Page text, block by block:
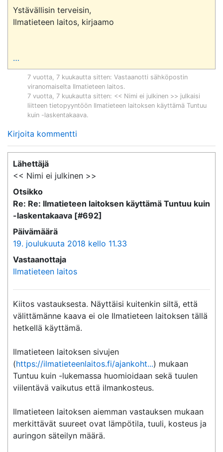
Ystävällisin terveisin,
Ilmatieteen laitos, kirjaamo
…
7 vuotta, 7 kuukautta sitten: Vastaanotti sähköpostin
viranomaiselta Ilmatieteen laitos.
7 vuotta, 7 kuukautta sitten: << Nimi ei julkinen >> julkaisi
liitteen tietopyyntöön Ilmatieteen laitoksen käyttämä Tuntuu
kuin -laskentakaava.
Kirjoita kommentti
Lähettäjä
<< Nimi ei julkinen >>
Otsikko
Re: Re: Ilmatieteen laitoksen käyttämä Tuntuu kuin
-laskentakaava [#692]
Päivämäärä
19. joulukuuta 2018 kello 11.33
Vastaanottaja
Ilmatieteen laitos
Kiitos vastauksesta. Näyttäisi kuitenkin siltä, että
välittämänne kaava ei ole Ilmatieteen laitoksen tällä
hetkellä käyttämä.
Ilmatieteen laitoksen sivujen
(https://ilmatieteenlaitos.fi/ajankoht...) mukaan
Tuntuu kuin -lukemassa huomioidaan sekä tuulen
viilentävä vaikutus että ilmankosteus.
Ilmatieteen laitoksen aiemman vastauksen mukaan
merkittävät suureet ovat lämpötila, tuuli, kosteus ja
auringon säteilyn määrä.